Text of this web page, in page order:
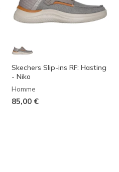
Skechers Slip-ins RF: Hasting
- Niko
Homme
85,00 €